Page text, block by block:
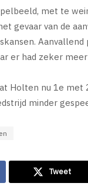
met te
gevaar van de
er had zeker
Holten nu 1e met
minder
Tweet